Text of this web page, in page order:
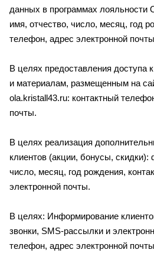
данных в программах лояльности
имя, отчество, число, месяц, год
телефон, адрес электронной
В целях предоставления доступа
и материалам, размещенным на
ola.kristall43.ru: контактный
почты.
В целях реализация
клиентов (акции, бонусы,
число, месяц, год рождения,
электронной почты.
В целях: Информирование
звонки, SMS-рассылки и
телефон, адрес электронной